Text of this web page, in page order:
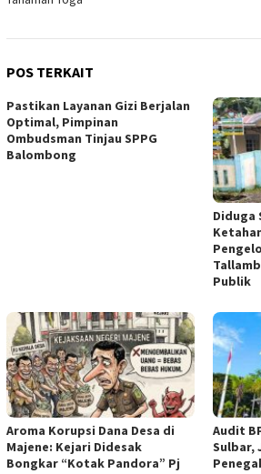
POS TERKAIT
Pastikan Layanan Gizi Berjalan
Optimal, Pimpinan
Ombudsman Tinjau SPPG
Balombong
Diduga
Publik
Aroma Korupsi Dana Desa di
Majene: Kejari Didesak
Bongkar “Kotak Pandora” Pj
Audit
Sulbar,